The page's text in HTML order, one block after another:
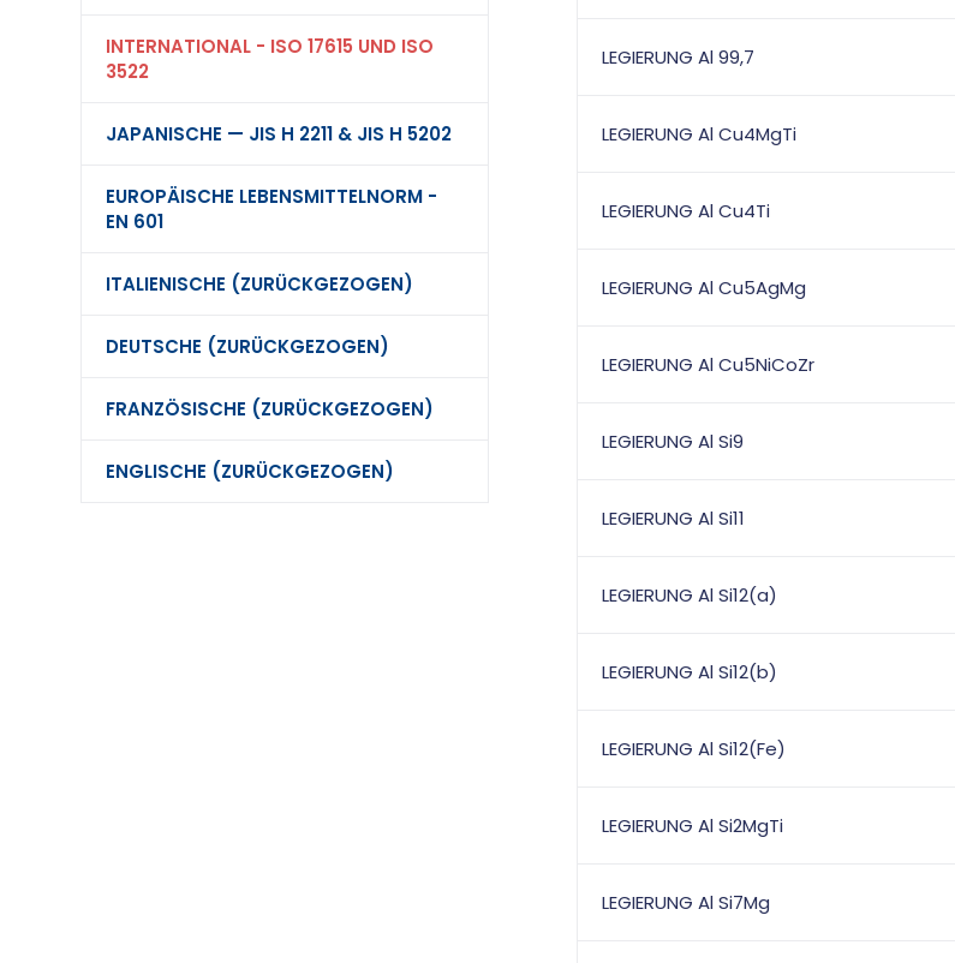
INTERNATIONAL - ISO 17615 UND ISO
3522
JAPANISCHE — JIS H 2211 & JIS H 5202
EUROPÄISCHE LEBENSMITTELNORM -
EN 601
ITALIENISCHE (ZURÜCKGEZOGEN)
DEUTSCHE (ZURÜCKGEZOGEN)
FRANZÖSISCHE (ZURÜCKGEZOGEN)
ENGLISCHE (ZURÜCKGEZOGEN)
LEGIERUNG Al 99,7
LEGIERUNG Al Cu4MgTi
LEGIERUNG Al Cu4Ti
LEGIERUNG Al Cu5AgMg
LEGIERUNG Al Cu5NiCoZr
LEGIERUNG Al Si9
LEGIERUNG Al Si11
LEGIERUNG Al Si12(a)
LEGIERUNG Al Si12(b)
LEGIERUNG Al Si12(Fe)
LEGIERUNG Al Si2MgTi
LEGIERUNG Al Si7Mg